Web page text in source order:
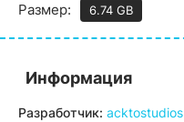
Размер:
6.74 GB
Информация
Разработчик: acktostudios